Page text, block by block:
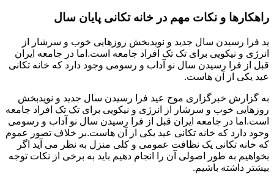
راهکارها و نکات مهم در خانه تکانی پایان سال
ید فرا رسیدن سال جدید و نویدبخش روزهایی خوب و سرشار از
انرژی و نیکویی برای تک تک افراد جامعه است.اما در جامعه ایران
قبل از فرا رسیدن سال نو آداب و رسومی وجود دارد که خانه تکانی
عید یکی از آن هاست.
به گزارش خبرگزاری موج عید فرا رسیدن سال جدید و نویدبخش
روزهایی خوب و سرشار از انرژی و نیکویی برای تک تک افراد جامعه
است.اما در جامعه ایران قبل از فرا رسیدن سال نو آداب و رسومی
وجود دارد که خانه تکانی عید یکی از آن هاست.بر خلاف تصور عموم
که خانه تکانی یک نظافت عمومی و کلی منزل به نظر می آید اگر
بخواهیم به طور اصولی آن را انجام دهیم باید به برخی از نکات توجه
بیشتر داشته باشیم.